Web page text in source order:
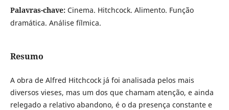
Palavras-chave: Cinema. Hitchcock. Alimento. Função
dramática. Análise fílmica.
Resumo
A obra de Alfred Hitchcock já foi analisada pelos mais
diversos vieses, mas um dos que chamam atenção, e ainda
relegado a relativo abandono, é o da presença constante e